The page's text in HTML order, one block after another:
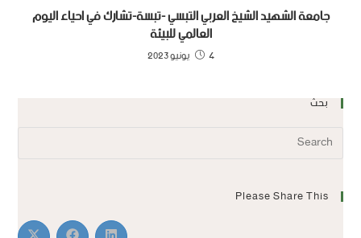
جامعة الشهيد الشيخ العربي التبسي -تبسة-تشارك في احياء اليوم
العالمي للبيئة
4 يونيو 2023
بحث
Please Share This